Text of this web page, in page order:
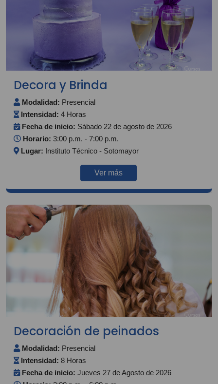
Decora y Brinda
Modalidad: Presencial
Intensidad: 4 Horas
Fecha de inicio: Sábado 22 de agosto de 2026
Horario: 3:00 p.m. - 7:00 p.m.
Lugar: Instituto Técnico - Sotomayor
Ver más
Decoración de peinados
Modalidad: Presencial
Intensidad: 8 Horas
Fecha de inicio: Jueves 27 de Agosto de 2026